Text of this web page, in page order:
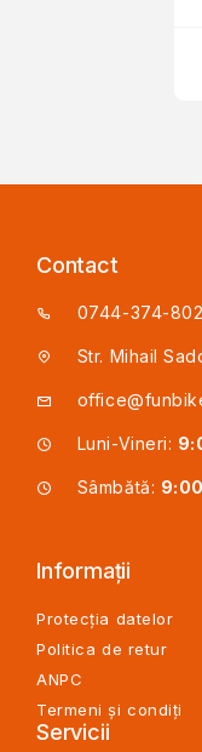
Contact
0744-374-802
Str. Mihail
Luni-Vineri:
Sâmbătă:
Informații
Protecția datelor
Politica de retur
ANPC
Termeni și condiți
Servicii